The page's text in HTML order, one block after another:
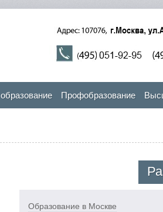
Профобразование
Образование в Москве